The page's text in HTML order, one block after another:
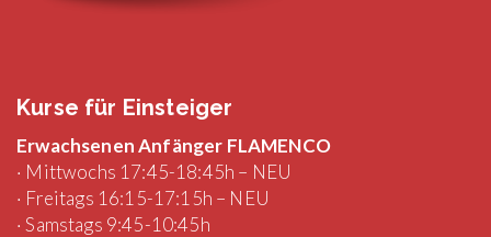
Kurse für Einsteiger
Erwachsenen Anfänger FLAMENCO
· Mittwochs 17:45-18:45h – NEU
· Freitags 16:15-17:15h – NEU
· Samstags 9:45-10:45h